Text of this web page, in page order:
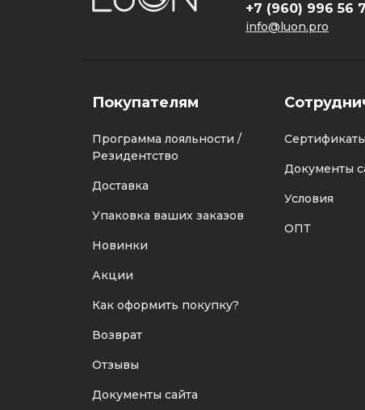
+7 (960) 996 56
info@luon.pro
Покупателям
Программа лояльности /
Резидентство
Доставка
Упаковка ваших заказов
Новинки
Акции
Как оформить покупку?
Возврат
Отзывы
Документы сайта
Сертификаты
Документы
Условия
ОПТ